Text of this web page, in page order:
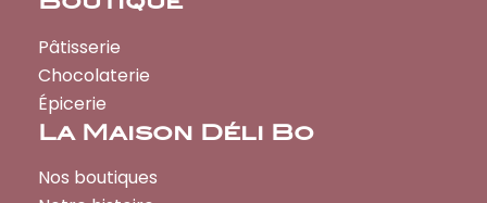
Pâtisserie
Chocolaterie
Épicerie
La Maison Déli Bo
Nos boutiques